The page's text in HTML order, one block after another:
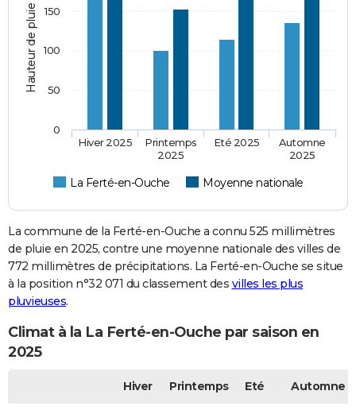
Hauteur de pluie (mm)
La Ferté-en-Ouche Moyenne nationale
Hiver 2025
Printemps
2025
Eté 2025
Automne
2025
0
50
100
150
La commune de la Ferté-en-Ouche a connu 525 millimètres
de pluie en 2025, contre une moyenne nationale des villes de
772 millimètres de précipitations. La Ferté-en-Ouche se situe
à la position n°32 071 du classement des villes les plus
pluvieuses.
Climat à la La Ferté-en-Ouche par saison en
2025
Hiver Printemps Eté Automne